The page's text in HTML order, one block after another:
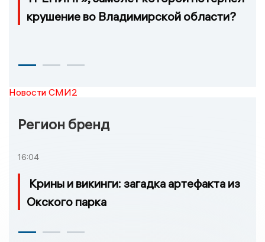
крушение во Владимирской области?
Новости СМИ2
Регион бренд
16:04
Крины и викинги: загадка артефакта из
Окского парка